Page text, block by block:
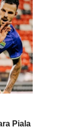
Piala